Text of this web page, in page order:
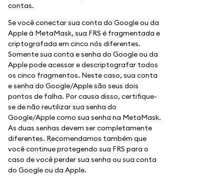
contas.
Se você conectar sua conta do Google ou da
Apple à MetaMask, sua FRS é fragmentada e
criptografada em cinco nós diferentes.
Somente sua conta e senha do Google ou da
Apple pode acessar e descriptografar todos
os cinco fragmentos. Neste caso, sua conta
e senha do Google/Apple são seus dois
pontos de falha. Por causa disso, certifique-
se de não reutilizar sua senha do
Google/Apple como sua senha na MetaMask.
As duas senhas devem ser completamente
diferentes. Recomendamos também que
você continue protegendo sua FRS para o
caso de você perder sua senha ou sua conta
do Google ou da Apple.